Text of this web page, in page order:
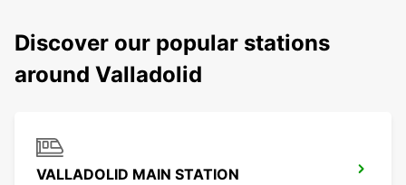
Discover our popular stations
around Valladolid
VALLADOLID MAIN STATION